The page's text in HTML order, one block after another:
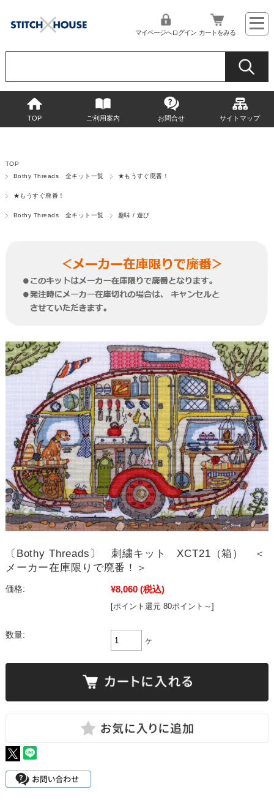
マイページへログイン カートをみる
TOP ご利用案内 お問合せ サイトマップ
TOP
Bothy Threads 全キット一覧
★もうすぐ廃番！
★もうすぐ廃番！
Bothy Threads 全キット一覧 趣味 / 遊び
〔Bothy Threads〕 刺繍キット XCT21（箱） ＜
メーカー在庫限りで廃番！＞
価格: ¥8,060 (税込)
[ポイント還元 80ポイント～]
数量:
ヶ